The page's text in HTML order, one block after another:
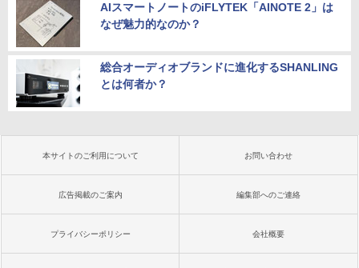
AIスマートノートのiFLYTEK「AINOTE 2」は
なぜ魅力的なのか？
総合オーディオブランドに進化するSHANLING
とは何者か？
本サイトのご利用について お問い合わせ
広告掲載のご案内 編集部へのご連絡
プライバシーポリシー 会社概要